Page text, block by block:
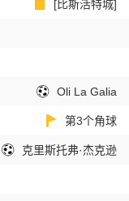
[比斯活特城]
Oli La Galia
第3个角球
克里斯托弗·杰克逊